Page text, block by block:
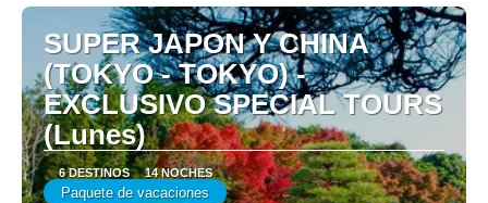
SUPER JAPON Y CHINA
(TOKYO - TOKYO) -
EXCLUSIVO SPECIAL TOURS
(Lunes)
6 DESTINOS 14 NOCHES
Paquete de vacaciones